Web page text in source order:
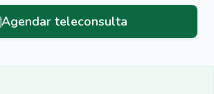
Agendar teleconsulta